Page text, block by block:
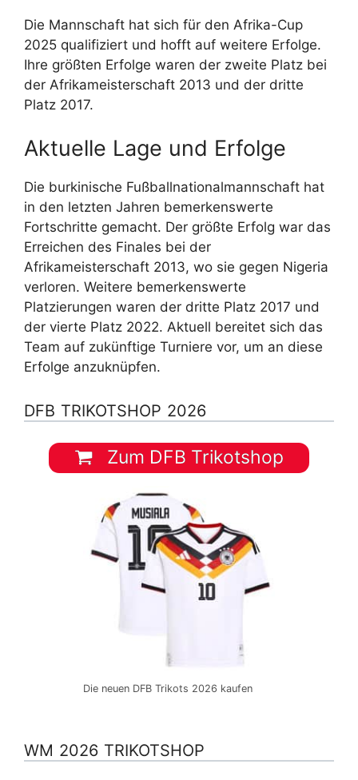
Die Mannschaft hat sich für den Afrika-Cup
2025 qualifiziert und hofft auf weitere Erfolge.
Ihre größten Erfolge waren der zweite Platz bei
der Afrikameisterschaft 2013 und der dritte
Platz 2017.
Aktuelle Lage und Erfolge
Die burkinische Fußballnationalmannschaft hat
in den letzten Jahren bemerkenswerte
Fortschritte gemacht. Der größte Erfolg war das
Erreichen des Finales bei der
Afrikameisterschaft 2013, wo sie gegen Nigeria
verloren. Weitere bemerkenswerte
Platzierungen waren der dritte Platz 2017 und
der vierte Platz 2022. Aktuell bereitet sich das
Team auf zukünftige Turniere vor, um an diese
Erfolge anzuknüpfen.
DFB TRIKOTSHOP 2026
Zum DFB Trikotshop
Die neuen DFB Trikots 2026 kaufen
WM 2026 TRIKOTSHOP